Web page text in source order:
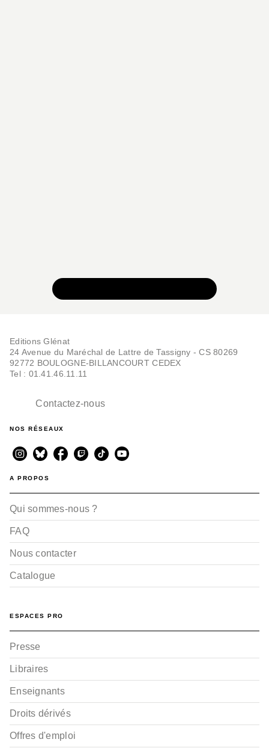
Editions Glénat
24 Avenue du Maréchal de Lattre de Tassigny - CS 80269
92772 BOULOGNE-BILLANCOURT CEDEX
Tel : 01.41.46.11.11
Contactez-nous
NOS RÉSEAUX
A PROPOS
Qui sommes-nous ?
FAQ
Nous contacter
Catalogue
ESPACES PRO
Presse
Libraires
Enseignants
Droits dérivés
Offres d'emploi